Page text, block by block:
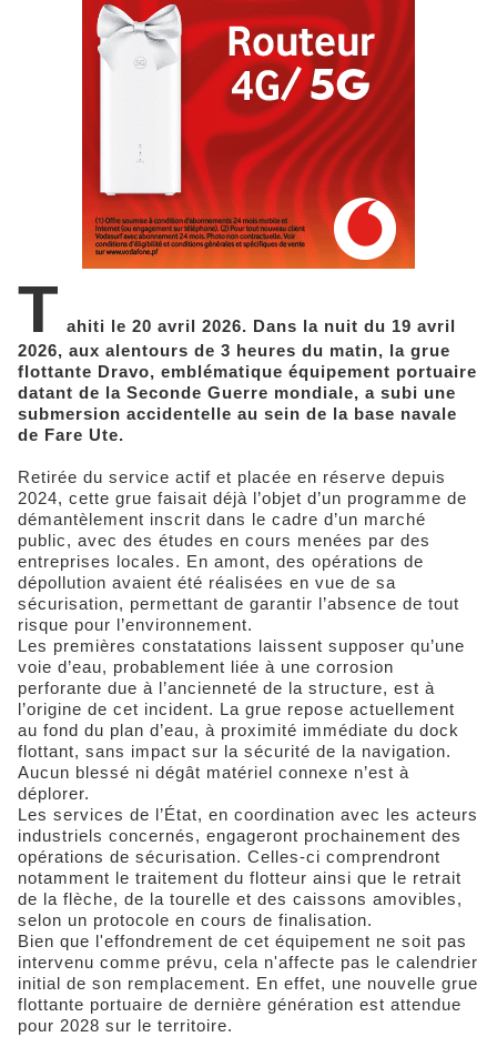
T ahiti le 20 avril 2026. Dans la nuit du 19 avril
2026, aux alentours de 3 heures du matin, la grue
flottante Dravo, emblématique équipement portuaire
datant de la Seconde Guerre mondiale, a subi une
submersion accidentelle au sein de la base navale
de Fare Ute.
Retirée du service actif et placée en réserve depuis
2024, cette grue faisait déjà l’objet d’un programme de
démantèlement inscrit dans le cadre d’un marché
public, avec des études en cours menées par des
entreprises locales. En amont, des opérations de
dépollution avaient été réalisées en vue de sa
sécurisation, permettant de garantir l’absence de tout
risque pour l’environnement.
Les premières constatations laissent supposer qu’une
voie d’eau, probablement liée à une corrosion
perforante due à l’ancienneté de la structure, est à
l’origine de cet incident. La grue repose actuellement
au fond du plan d’eau, à proximité immédiate du dock
flottant, sans impact sur la sécurité de la navigation.
Aucun blessé ni dégât matériel connexe n’est à
déplorer.
Les services de l’État, en coordination avec les acteurs
industriels concernés, engageront prochainement des
opérations de sécurisation. Celles-ci comprendront
notamment le traitement du flotteur ainsi que le retrait
de la flèche, de la tourelle et des caissons amovibles,
selon un protocole en cours de finalisation.
Bien que l'effondrement de cet équipement ne soit pas
intervenu comme prévu, cela n'affecte pas le calendrier
initial de son remplacement. En effet, une nouvelle grue
flottante portuaire de dernière génération est attendue
pour 2028 sur le territoire.